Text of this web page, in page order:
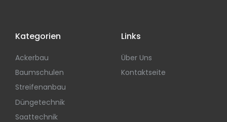
Kategorien
Ackerbau
Baumschulen
Streifenanbau
Düngetechnik
Saattechnik
Links
Über Uns
Kontaktseite